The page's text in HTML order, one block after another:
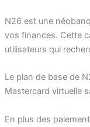
N26 est une
vos finances. Cette
utilisateurs qui
Le plan de base de
Mastercard virtuelle
En plus des